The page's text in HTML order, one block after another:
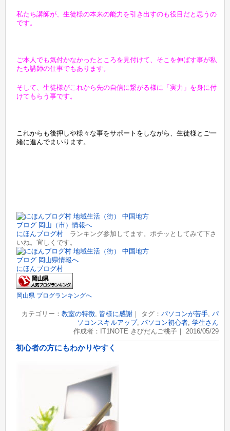
私たち講師が、生徒様の本来の能力を引き出すのも役目だと思うの
です。
ご本人でも気付かなかったところを見付けて、そこを伸ばす事が私
たち講師の仕事でもあります。
そして、生徒様がこれから先の自信に繋がる様に「実力」を身に付
けてもらう事です。
これからも後押しや様々な事をサポートをしながら、生徒様とご一
緒に進んでまいります。
にほんブログ村 ランキング参加してます。ポチッとしてみて下さ
いね。宜しくです。
にほんブログ村
岡山県 ブログランキングへ
カテゴリー： 教室の特徴, 皆様に感謝｜ タグ： パソコンが苦手, パ
ソコンスキルアップ, パソコン初心者, 学生さん
作成者：IT1NOTE きびだんご桃子｜ 2016/05/29
初心者の方にもわかりやすく